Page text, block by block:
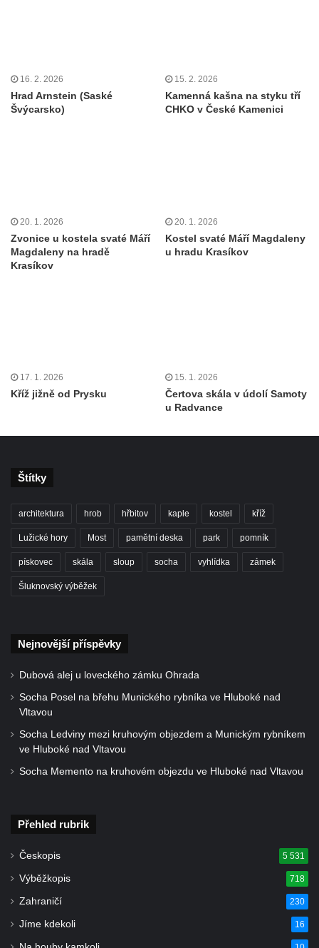
16. 2. 2026
Hrad Arnstein (Saské
Švýcarsko)
15. 2. 2026
Kamenná kašna na styku tří
CHKO v České Kamenici
20. 1. 2026
Zvonice u kostela svaté Máří
Magdaleny na hradě
Krasíkov
20. 1. 2026
Kostel svaté Máří Magdaleny
u hradu Krasíkov
17. 1. 2026
Kříž jižně od Prysku
15. 1. 2026
Čertova skála v údolí Samoty
u Radvance
Štítky
architektura hrob hřbitov kaple kostel kříž
Lužické hory Most pamětní deska park pomník
pískovec skála sloup socha vyhlídka zámek
Šluknovský výběžek
Nejnovější příspěvky
Dubová alej u loveckého zámku Ohrada
Socha Posel na břehu Munického rybníka ve Hluboké nad
Vltavou
Socha Ledviny mezi kruhovým objezdem a Munickým rybníkem
ve Hluboké nad Vltavou
Socha Memento na kruhovém objezdu ve Hluboké nad Vltavou
Přehled rubrik
Českopis 5 531
Výběžkopis 718
Zahraničí 230
Jíme kdekoli 16